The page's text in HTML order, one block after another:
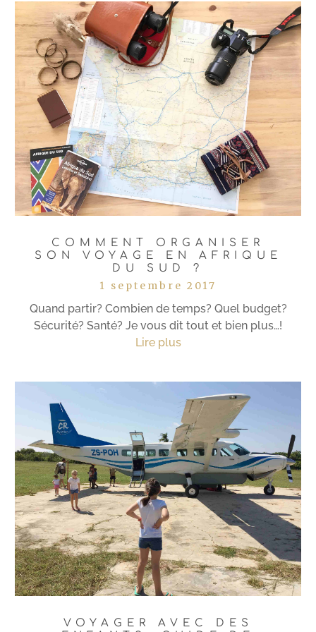
COMMENT ORGANISER
SON VOYAGE EN AFRIQUE
DU SUD ?
1 septembre 2017
Quand partir? Combien de temps? Quel budget?
Sécurité? Santé? Je vous dit tout et bien plus…!
Lire plus
VOYAGER AVEC DES